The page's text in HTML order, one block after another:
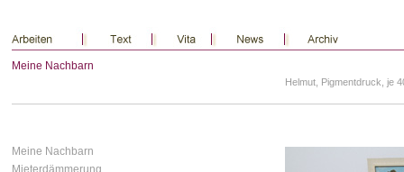
Meine Nachbarn
Meine Nachbarn
Mieterdämmerung
Helmut, Pigmentdruck, je